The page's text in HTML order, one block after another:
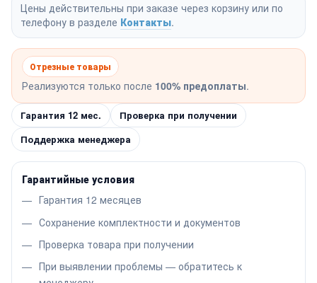
Цены действительны при заказе через корзину или по
телефону в разделе Контакты.
Отрезные товары
Реализуются только после 100% предоплаты.
Гарантия 12 мес.
Проверка при получении
Поддержка менеджера
Гарантийные условия
Гарантия 12 месяцев
Сохранение комплектности и документов
Проверка товара при получении
При выявлении проблемы — обратитесь к